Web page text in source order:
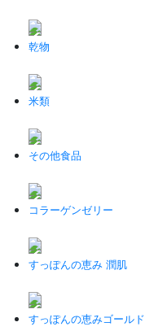
乾物
米類
その他食品
コラーゲンゼリー
すっぽんの恵み 潤肌
すっぽんの恵みゴールド